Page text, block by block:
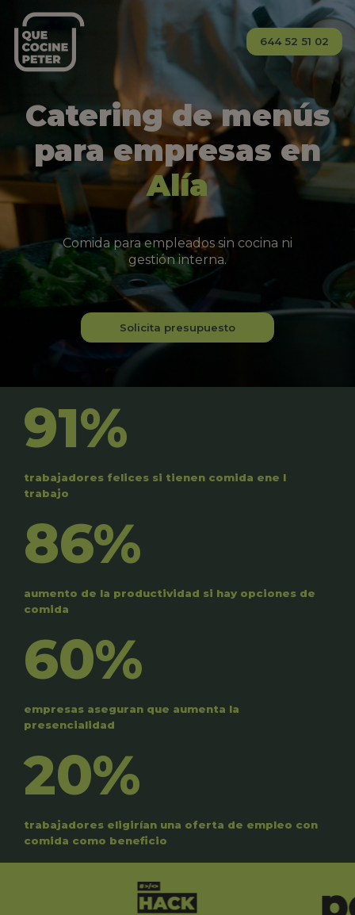
644 52 51 02
Catering de menús
para empresas en
Alía
Comida para empleados sin cocina ni
gestión interna.
Solicita presupuesto
91%
trabajadores felices si tienen comida ene l
trabajo
86%
aumento de la productividad si hay opciones de
comida
60%
empresas aseguran que aumenta la
presencialidad
20%
trabajadores eligirían una oferta de empleo con
comida como beneficio